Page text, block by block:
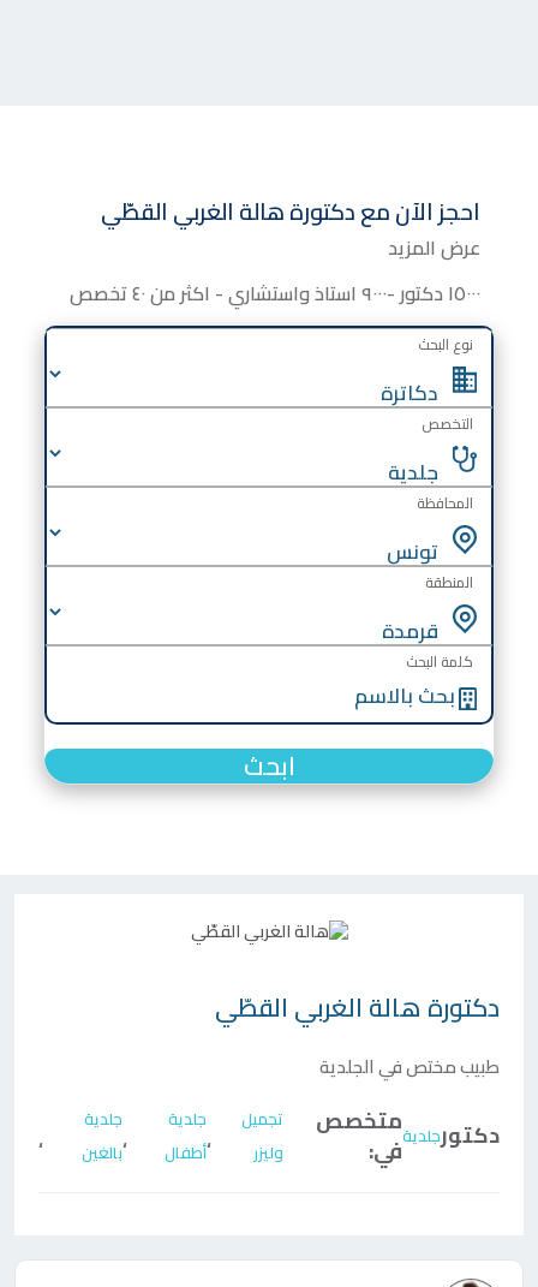
احجز الآن معدكتورةهالة الغربي القطّي
عرض المزيد
١٥٠٠٠ دكتور -٩٠٠٠ استاذ واستشاري - اكثر من ٤٠ تخصص
نوع البحث
التخصص
المحافظة
المنطقة
كلمة البحث
ابحث
دكتورة هالة الغربي القطّي
طبيب مختص في الجلدية
دكتورجلديةمتخصص
في:
تجميل
وليزر
،
جلدية
أطفال
،
جلدية
بالغين
،